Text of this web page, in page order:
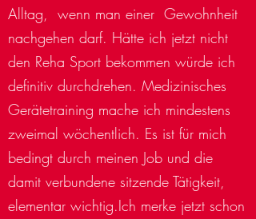
Alltag, wenn man einer Gewohnheit
nachgehen darf. Hätte ich jetzt nicht
den Reha Sport bekommen würde ich
definitiv durchdrehen. Medizinisches
Gerätetraining mache ich mindestens
zweimal wöchentlich. Es ist für mich
bedingt durch meinen Job und die
damit verbundene sitzende Tätigkeit,
elementar wichtig.Ich merke jetzt schon